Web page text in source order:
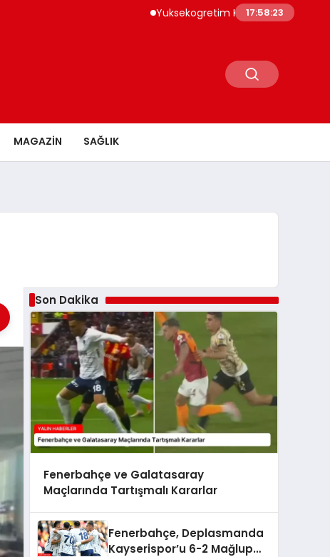
Yuksekogretim Kurumu Dijital Donusum
17:58:24
MAGAZİN SAĞLIK
Son Dakika
Fenerbahçe ve Galatasaray
Maçlarında Tartışmalı Kararlar
Fenerbahçe, Deplasmanda
Kayserispor’u 6-2 Mağlup